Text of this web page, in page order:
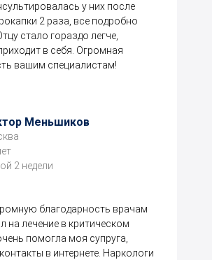
у них после
2 раза, все подробно
стало гораздо легче,
в себя. Огромная
вашим специалистам!
Меньшиков
2 недели
благодарность врачам
на лечение в критическом
помогла моя супруга,
в интернете. Наркологи